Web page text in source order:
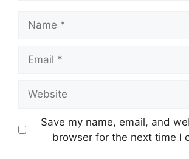
Save my name, email, and
browser for the next time I